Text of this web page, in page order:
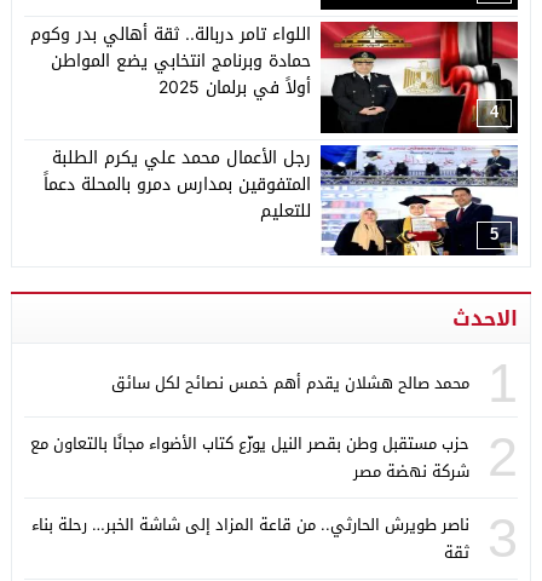
4
اللواء تامر دربالة.. ثقة أهالي بدر وكوم
حمادة وبرنامج انتخابي يضع المواطن
أولاً في برلمان 2025
5
رجل الأعمال محمد علي يكرم الطلبة
المتفوقين بمدارس دمرو بالمحلة دعماً
للتعليم
الاحدث
1 محمد صالح هشلان يقدم أهم خمس نصائح لكل سائق
2
حزب مستقبل وطن بقصر النيل يوزّع كتاب الأضواء مجانًا بالتعاون مع
شركة نهضة مصر
3
ناصر طويرش الحارثي.. من قاعة المزاد إلى شاشة الخبر… رحلة بناء
ثقة